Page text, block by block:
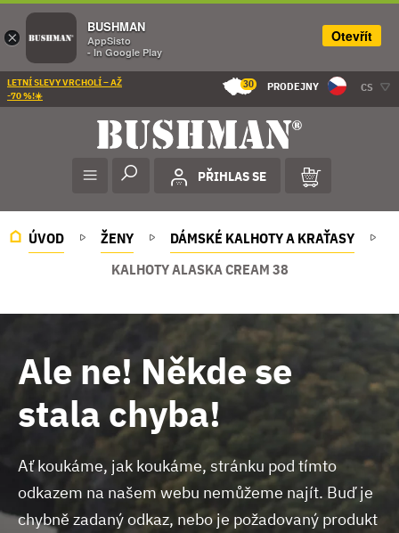
LETNÍ SLEVY VRCHOLÍ – AŽ
-70 %!☀️
30 PRODEJNY CS
PŘIHLAS SE
ÚVOD ŽENY
DÁMSKÉ KALHOTY A KRAŤASY
KALHOTY ALASKA CREAM 38
Ale ne! Někde se
stala chyba!
Ať koukáme, jak koukáme, stránku pod tímto
odkazem na našem webu nemůžeme najít. Buď je
chybně zadaný odkaz, nebo je požadovaný produkt
×
BUSHMAN
AppSisto
- In Google Play
Otevřít